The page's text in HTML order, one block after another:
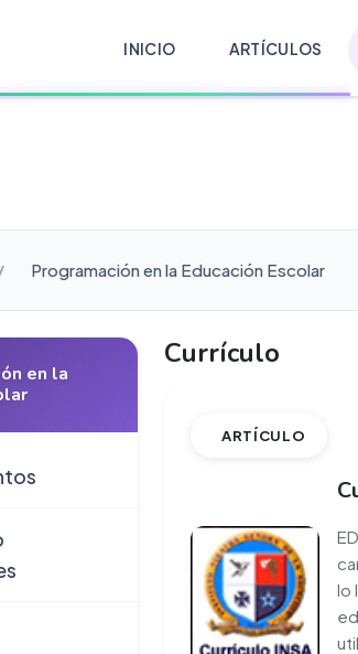
INICIO ARTÍCULOS
Programación en la Educación Escolar
en la
Currículo
ARTÍCULO
lo